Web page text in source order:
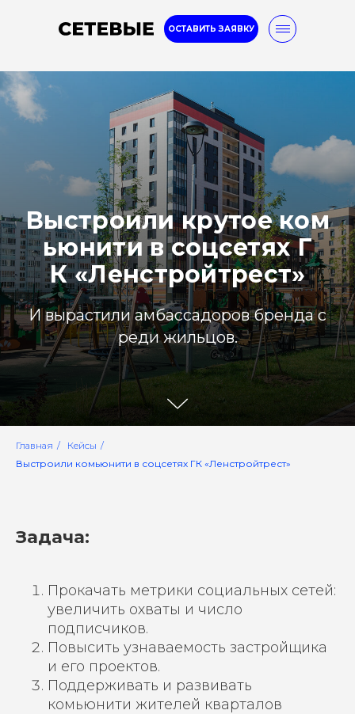
Блог
Кейсы
Услуги
ОСТАВИТЬ ЗАЯВКУ
8-800-777-32-96
Internet marketing
Выстроили крутое ком
ьюнити в соцсетях Г
К «Ленстройтрест»
И вырастили амбассадоров бренда с
реди жильцов.
Главная / Кейсы /
Выстроили комьюнити в соцсетях ГК «Ленстройтрест»
Задача:
Прокачать метрики социальных сетей:
увеличить охваты и число
подписчиков.
Повысить узнаваемость застройщика
и его проектов.
Поддерживать и развивать
комьюнити жителей кварталов